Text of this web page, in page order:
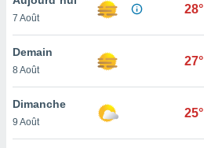
et
»,
au
vous
qu'ils
ou
7 Août
28°
Demain
8 Août
27°
Dimanche
9 Août
25°